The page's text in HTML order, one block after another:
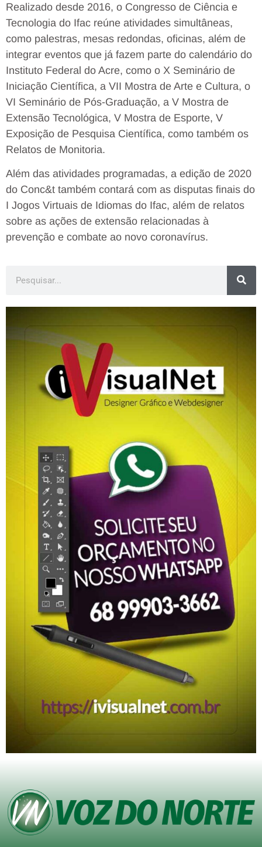
Realizado desde 2016, o Congresso de Ciência e
Tecnologia do Ifac reúne atividades simultâneas,
como palestras, mesas redondas, oficinas, além de
integrar eventos que já fazem parte do calendário do
Instituto Federal do Acre, como o X Seminário de
Iniciação Científica, a VII Mostra de Arte e Cultura, o
VI Seminário de Pós-Graduação, a V Mostra de
Extensão Tecnológica, V Mostra de Esporte, V
Exposição de Pesquisa Científica, como também os
Relatos de Monitoria.
Além das atividades programadas, a edição de 2020
do Conc&t também contará com as disputas finais do
I Jogos Virtuais de Idiomas do Ifac, além de relatos
sobre as ações de extensão relacionadas à
prevenção e combate ao novo coronavírus.